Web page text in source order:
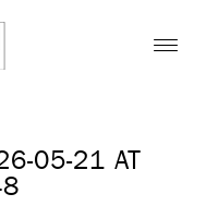
05-21 AT